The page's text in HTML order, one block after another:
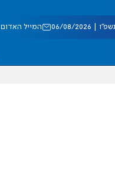
08/2026 המייל האדום